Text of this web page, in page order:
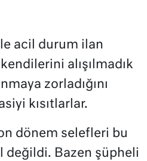
acil durum ilan
alışılmadık
zorladığını
kısıtlarlar.
dönem selefleri bu
değildi. Bazen şüpheli